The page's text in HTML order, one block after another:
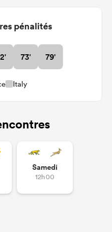
pénalités
73' 79'
Italy
Samedi
12h00